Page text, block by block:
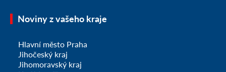
Noviny z vašeho kraje
Hlavní město Praha
Jihočeský kraj
Jihomoravský kraj